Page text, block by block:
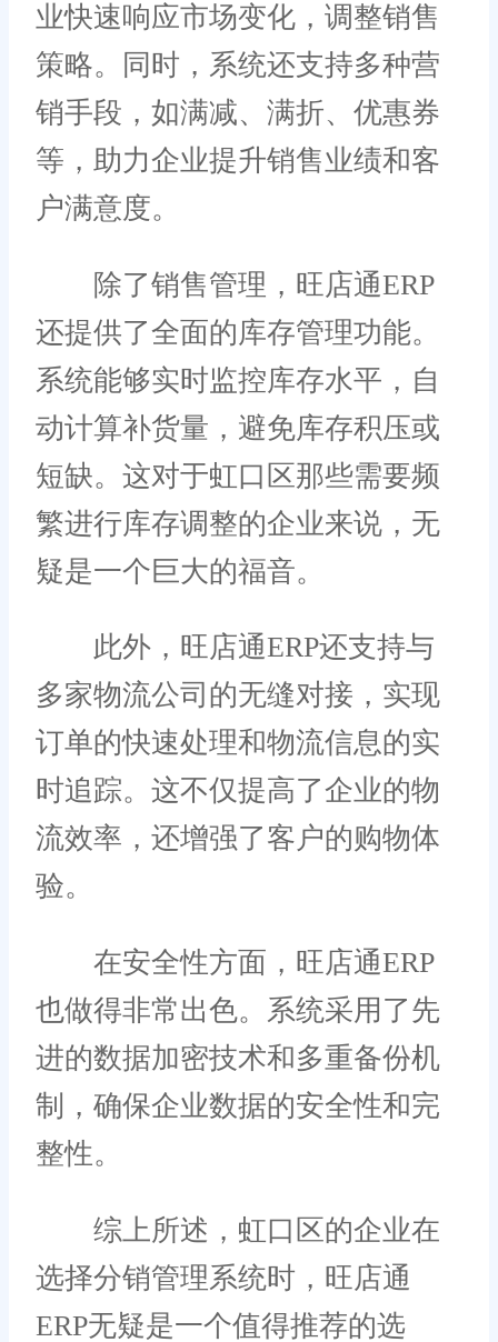
业快速响应市场变化，调整销售
策略。同时，系统还支持多种营
销手段，如满减、满折、优惠券
等，助力企业提升销售业绩和客
户满意度。
除了销售管理，旺店通ERP
还提供了全面的库存管理功能。
系统能够实时监控库存水平，自
动计算补货量，避免库存积压或
短缺。这对于虹口区那些需要频
繁进行库存调整的企业来说，无
疑是一个巨大的福音。
此外，旺店通ERP还支持与
多家物流公司的无缝对接，实现
订单的快速处理和物流信息的实
时追踪。这不仅提高了企业的物
流效率，还增强了客户的购物体
验。
在安全性方面，旺店通ERP
也做得非常出色。系统采用了先
进的数据加密技术和多重备份机
制，确保企业数据的安全性和完
整性。
综上所述，虹口区的企业在
选择分销管理系统时，旺店通
ERP无疑是一个值得推荐的选